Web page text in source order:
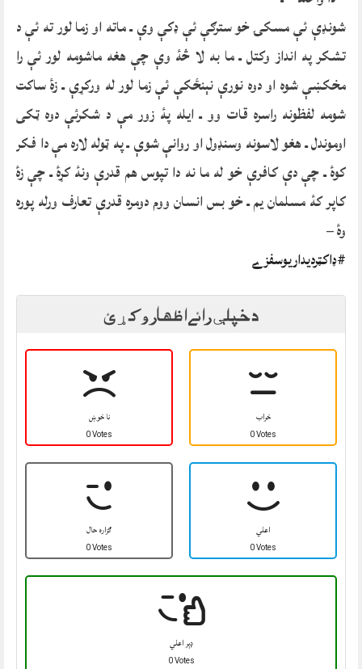
شونډې ئې مسکۍ خو سترګې ئې ډکې وې ـ ماته او زما لور ته ئې د
تشکر په انداز وکتل ـ ما به لا څۀ وې چې هغه ماشومه لور ئې را
مخکښې شوہ او دوہ نورې نېنځکې ئې زما لور له ورکړې ـ زۀ ساکت
شومه لفظونه راسرہ قات وو ـ ایله پۀ زور مې د شکرئې دوہ ټکی
اوموندل ـ هغو لاسونه وسنډول او روانې شوې ـ په ټوله لارہ مې دا فکر
کوۀ ـ چې دې کافرې خو له ما نه دا تپوس هم قدرې ونۀ کړۀ ـ چې زۀ
کاپر کۀ مسلمان یم ـ خو بس انسان ووم دومرہ قدرې تعارف ورله پورہ
وۀ –
#ډاکټرديداريوسفزے
د خپلې رائے اظهار وکړئ
نا خوښ
0 Votes
خراب
0 Votes
ګزاره حال
0 Votes
اعلي
0 Votes
ډېر اعلي
0 Votes